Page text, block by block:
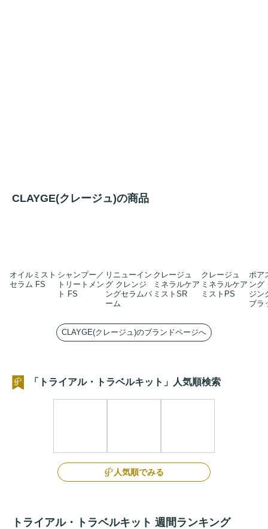
CLAYGE(クレージュ)の商品
オイルミスト
セラム FS
シャンプー／
トリートメン
ト FS
リニューイン
グ クレンジ
ングセラムバ
ーム
クレージュ
ミネラルケア
ミストSR
クレージュ
ミネラルケア
ミストPS
ポア
ング
ジン
ブラ
CLAYGE(クレージュ)のブランドページへ
「トライアル・トラベルキット」人気順検索
人気順でみる
トライアル・トラベルキット 週間ランキング